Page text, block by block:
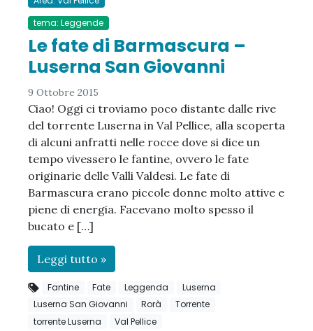
tema: Leggende
Le fate di Barmascura –
Luserna San Giovanni
9 Ottobre 2015
Ciao! Oggi ci troviamo poco distante dalle rive
del torrente Luserna in Val Pellice, alla scoperta
di alcuni anfratti nelle rocce dove si dice un
tempo vivessero le fantine, ovvero le fate
originarie delle Valli Valdesi. Le fate di
Barmascura erano piccole donne molto attive e
piene di energia. Facevano molto spesso il
bucato e […]
Leggi tutto »
Fantine Fate Leggenda
Luserna
Luserna San Giovanni
Rorà
Torrente
torrente Luserna
Val Pellice